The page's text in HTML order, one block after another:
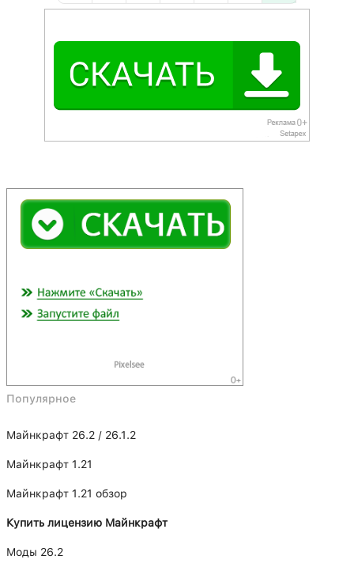
Популярное
Майнкрафт 26.2 / 26.1.2
Майнкрафт 1.21
Майнкрафт 1.21 обзор
Купить лицензию Майнкрафт
Моды 26.2